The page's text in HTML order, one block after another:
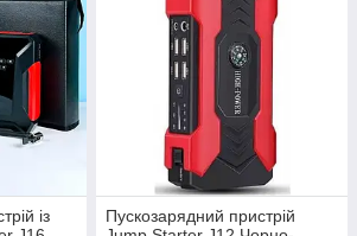
із
Пускозарядний пристрій